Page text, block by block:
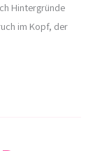
Hintergründe
im Kopf, der